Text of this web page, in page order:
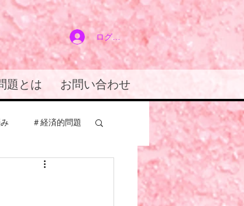
ログイン
題とは お問い合わせ
＃経済的問題